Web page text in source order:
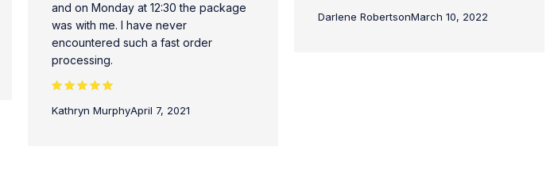
and on Monday at 12:30 the package
was with me. I have never
encountered such a fast order
processing.
of 5
Kathryn MurphyApril 7, 2021
of 5
Darlene RobertsonMarch 10, 2022